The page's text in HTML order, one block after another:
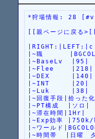
*狩場情報: 28
[[親ページに戻る
|RIGHT:|LEFT:|c
|~職
|~BaseLv  |95|
|~Flee    |218|
|~DEX     |140|
|~INT     |20|
|~Luk     |38|
|~回復手段|拾った化
|~PT構成  |ソロ|
|~滞在時間|1Hr|
|~Exp効率 |750k/
|~ワールド
|~時間帯  |日曜　